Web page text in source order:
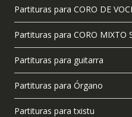
Partituras para CORO DE
Partituras para CORO MIXTO
Partituras para guitarra
Partituras para Órgano
Partituras para txistu